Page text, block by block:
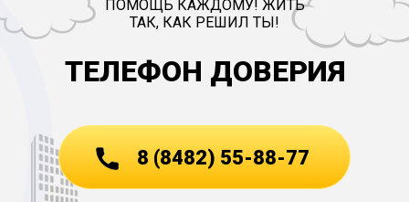
ПОМОЩЬ КАЖДОМУ! ЖИТЬ
ТАК, КАК РЕШИЛ ТЫ!
ТЕЛЕФОН ДОВЕРИЯ
8 (8482) 55-88-77